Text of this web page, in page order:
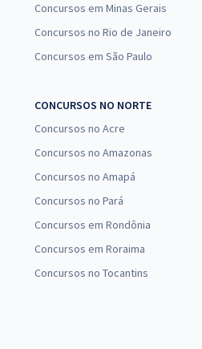
Concursos em Minas Gerais
Concursos no Rio de Janeiro
Concursos em São Paulo
CONCURSOS NO NORTE
Concursos no Acre
Concursos no Amazonas
Concursos no Amapá
Concursos no Pará
Concursos em Rondônia
Concursos em Roraima
Concursos no Tocantins